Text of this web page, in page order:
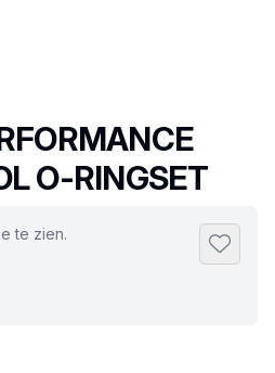
O-RINGSET
te zien.